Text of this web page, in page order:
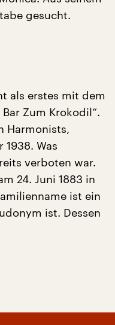
gesucht.
als erstes mit dem
Zum Krokodil“.
Harmonists,
Was
verboten war.
24. Juni 1883 in
ist ein
ist. Dessen